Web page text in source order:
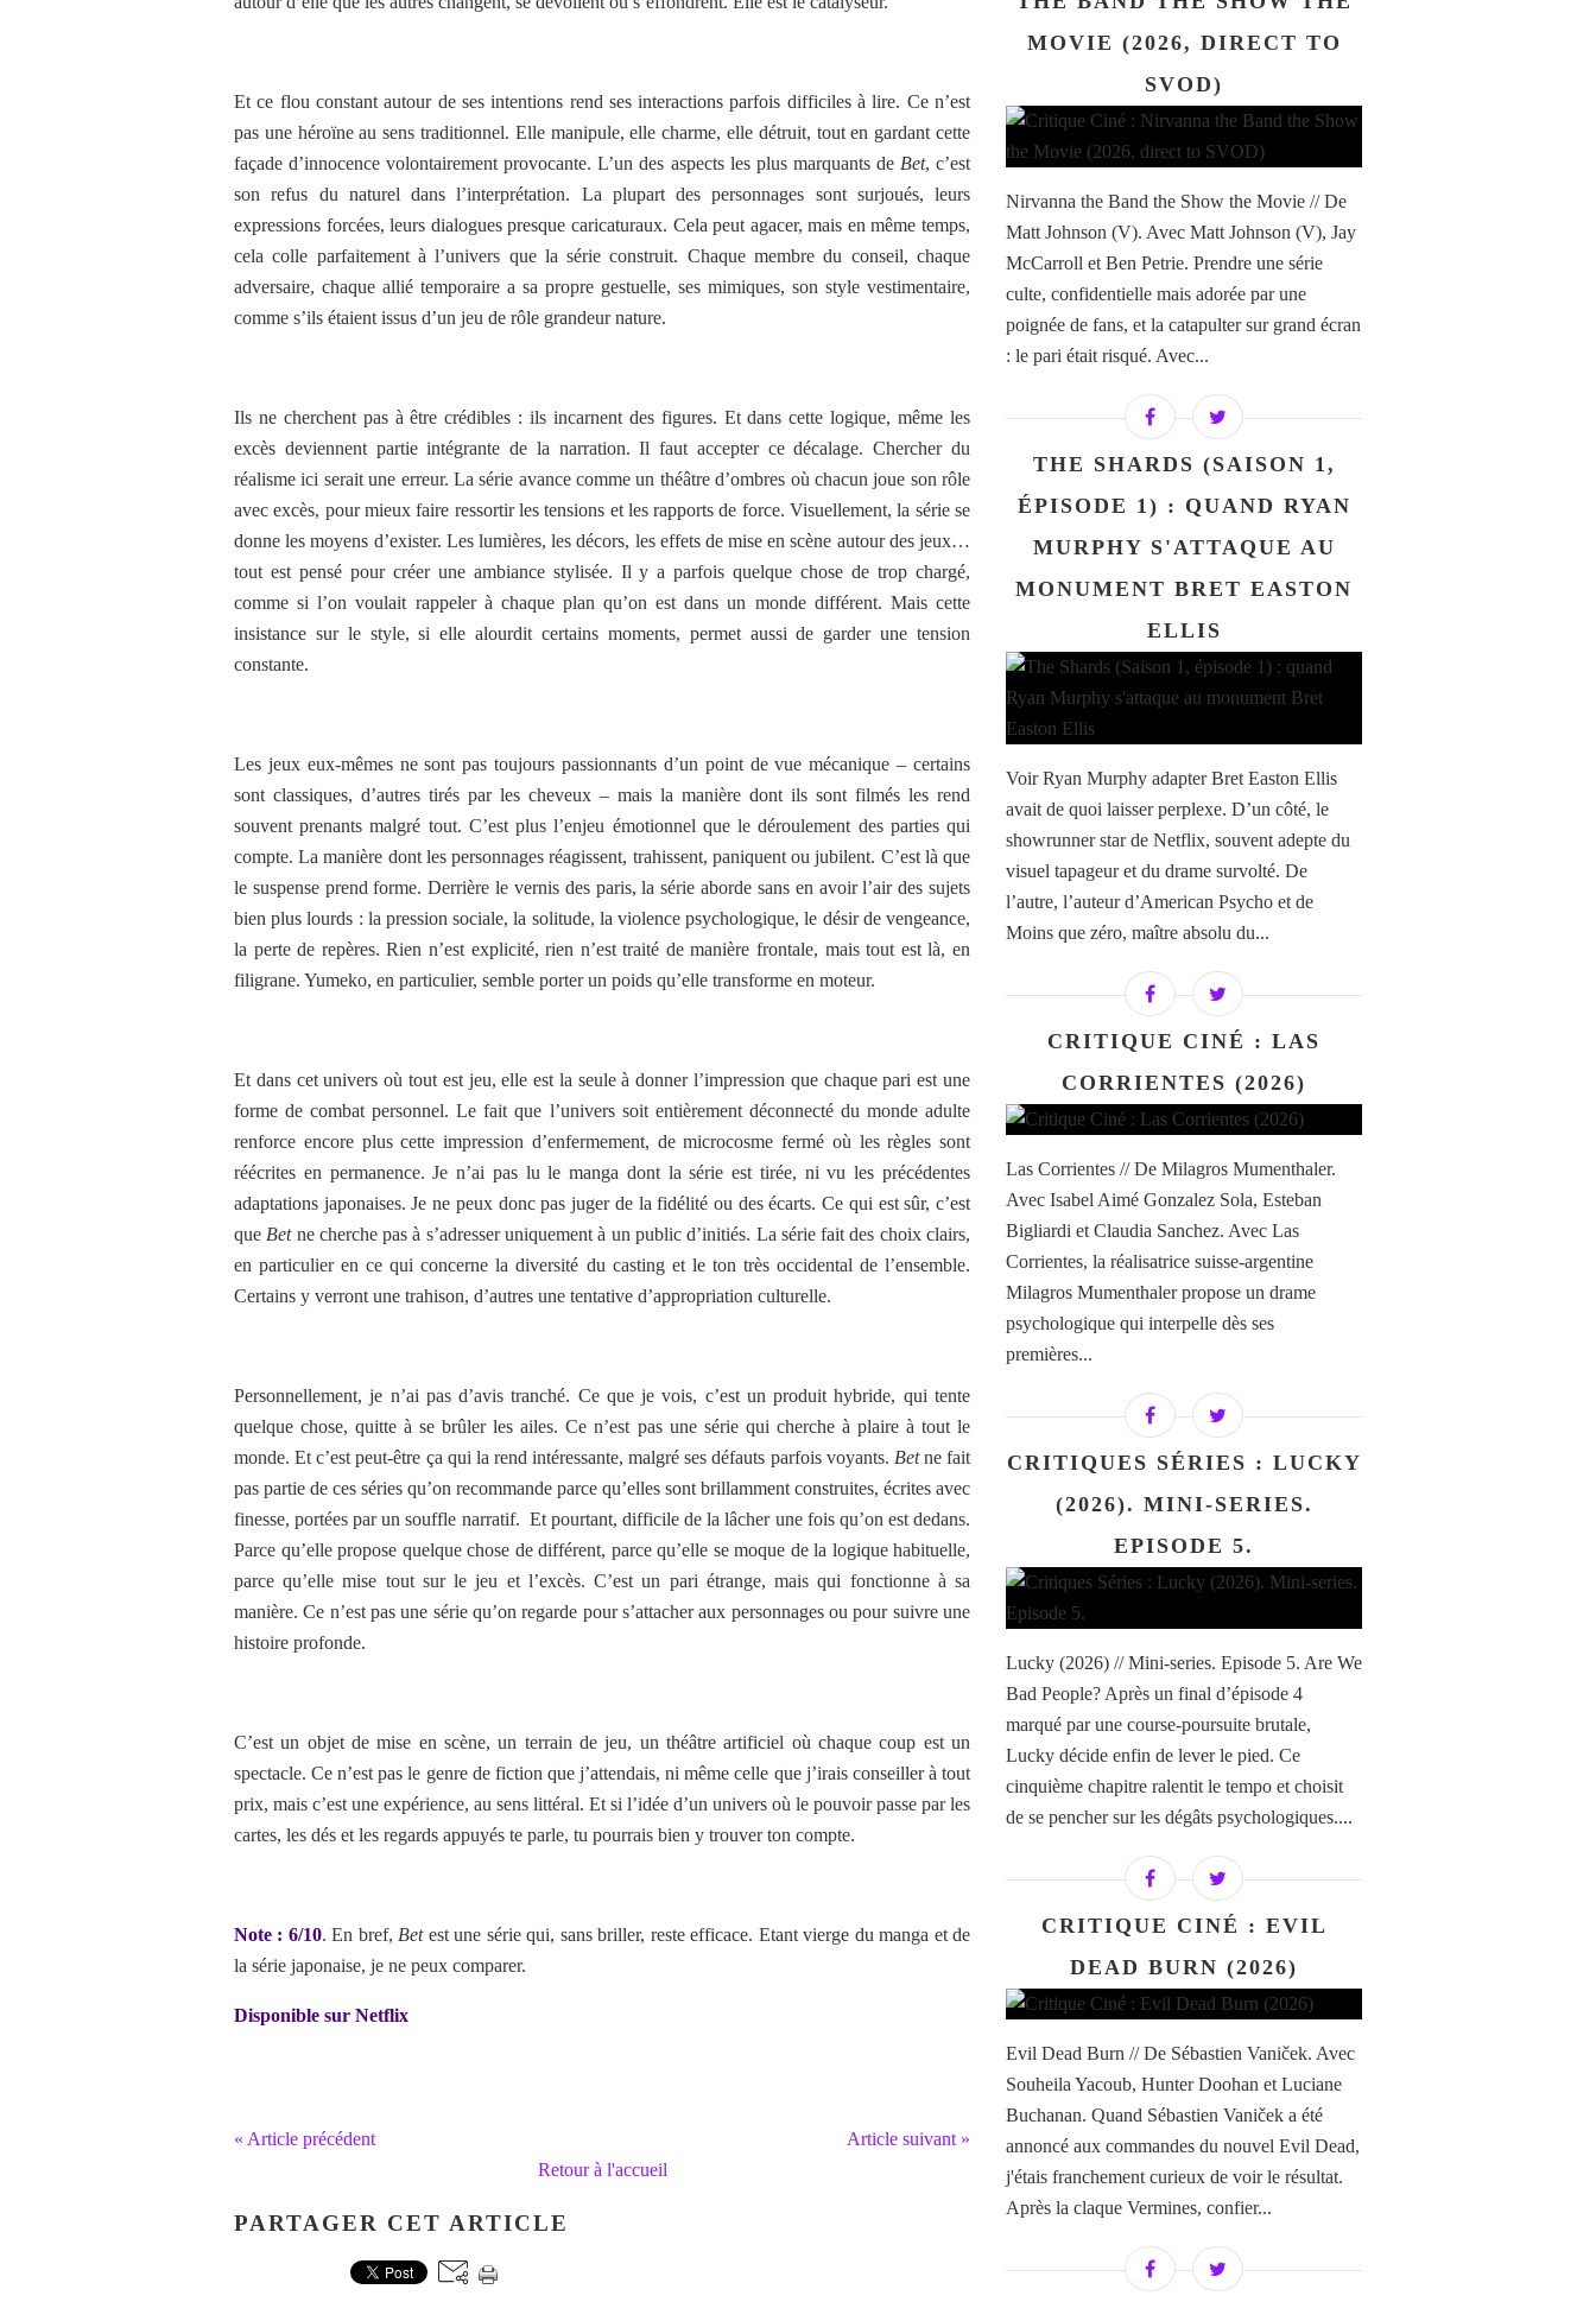
Et ce flou constant autour de ses intentions rend ses interactions parfois difficiles à lire. Ce n’est
pas une héroïne au sens traditionnel. Elle manipule, elle charme, elle détruit, tout en gardant cette
façade d’innocence volontairement provocante. L’un des aspects les plus marquants de Bet, c’est
son refus du naturel dans l’interprétation. La plupart des personnages sont surjoués, leurs
expressions forcées, leurs dialogues presque caricaturaux. Cela peut agacer, mais en même temps,
cela colle parfaitement à l’univers que la série construit. Chaque membre du conseil, chaque
adversaire, chaque allié temporaire a sa propre gestuelle, ses mimiques, son style vestimentaire,
comme s’ils étaient issus d’un jeu de rôle grandeur nature.
Ils ne cherchent pas à être crédibles : ils incarnent des figures. Et dans cette logique, même les
excès deviennent partie intégrante de la narration. Il faut accepter ce décalage. Chercher du
réalisme ici serait une erreur. La série avance comme un théâtre d’ombres où chacun joue son rôle
avec excès, pour mieux faire ressortir les tensions et les rapports de force. Visuellement, la série se
donne les moyens d’exister. Les lumières, les décors, les effets de mise en scène autour des jeux…
tout est pensé pour créer une ambiance stylisée. Il y a parfois quelque chose de trop chargé,
comme si l’on voulait rappeler à chaque plan qu’on est dans un monde différent. Mais cette
insistance sur le style, si elle alourdit certains moments, permet aussi de garder une tension
constante.
Les jeux eux-mêmes ne sont pas toujours passionnants d’un point de vue mécanique – certains
sont classiques, d’autres tirés par les cheveux – mais la manière dont ils sont filmés les rend
souvent prenants malgré tout. C’est plus l’enjeu émotionnel que le déroulement des parties qui
compte. La manière dont les personnages réagissent, trahissent, paniquent ou jubilent. C’est là que
le suspense prend forme. Derrière le vernis des paris, la série aborde sans en avoir l’air des sujets
bien plus lourds : la pression sociale, la solitude, la violence psychologique, le désir de vengeance,
la perte de repères. Rien n’est explicité, rien n’est traité de manière frontale, mais tout est là, en
filigrane. Yumeko, en particulier, semble porter un poids qu’elle transforme en moteur.
Et dans cet univers où tout est jeu, elle est la seule à donner l’impression que chaque pari est une
forme de combat personnel. Le fait que l’univers soit entièrement déconnecté du monde adulte
renforce encore plus cette impression d’enfermement, de microcosme fermé où les règles sont
réécrites en permanence. Je n’ai pas lu le manga dont la série est tirée, ni vu les précédentes
adaptations japonaises. Je ne peux donc pas juger de la fidélité ou des écarts. Ce qui est sûr, c’est
que Betne cherche pas à s’adresser uniquement à un public d’initiés. La série fait des choix clairs,
en particulier en ce qui concerne la diversité du casting et le ton très occidental de l’ensemble.
Certains y verront une trahison, d’autres une tentative d’appropriation culturelle.
Personnellement, je n’ai pas d’avis tranché. Ce que je vois, c’est un produit hybride, qui tente
quelque chose, quitte à se brûler les ailes. Ce n’est pas une série qui cherche à plaire à tout le
monde. Et c’est peut-être ça qui la rend intéressante, malgré ses défauts parfois voyants. Betne fait
pas partie de ces séries qu’on recommande parce qu’elles sont brillamment construites, écrites avec
finesse, portées par un souffle narratif. Et pourtant, difficile de la lâcher une fois qu’on est dedans.
Parce qu’elle propose quelque chose de différent, parce qu’elle se moque de la logique habituelle,
parce qu’elle mise tout sur le jeu et l’excès. C’est un pari étrange, mais qui fonctionne à sa
manière. Ce n’est pas une série qu’on regarde pour s’attacher aux personnages ou pour suivre une
histoire profonde.
C’est un objet de mise en scène, un terrain de jeu, un théâtre artificiel où chaque coup est un
spectacle. Ce n’est pas le genre de fiction que j’attendais, ni même celle que j’irais conseiller à tout
prix, mais c’est une expérience, au sens littéral. Et si l’idée d’un univers où le pouvoir passe par les
cartes, les dés et les regards appuyés te parle, tu pourrais bien y trouver ton compte.
Note : 6/10. En bref, Betest une série qui, sans briller, reste efficace. Etant vierge du manga et de
la série japonaise, je ne peux comparer.
Disponible sur Netflix
« Article précédent
Article suivant »
Retour à l'accueil
PARTAGER CET ARTICLE
MOVIE (2026, DIRECT TO
SVOD)
Nirvanna the Band the Show the Movie // De
Matt Johnson (V). Avec Matt Johnson (V), Jay
McCarroll et Ben Petrie. Prendre une série
culte, confidentielle mais adorée par une
poignée de fans, et la catapulter sur grand écran
: le pari était risqué. Avec...
THE SHARDS (SAISON 1,
ÉPISODE 1) : QUAND RYAN
MURPHY S'ATTAQUE AU
MONUMENT BRET EASTON
ELLIS
Voir Ryan Murphy adapter Bret Easton Ellis
avait de quoi laisser perplexe. D’un côté, le
showrunner star de Netflix, souvent adepte du
visuel tapageur et du drame survolté. De
l’autre, l’auteur d’American Psycho et de
Moins que zéro, maître absolu du...
CRITIQUE CINÉ : LAS
CORRIENTES (2026)
Las Corrientes // De Milagros Mumenthaler.
Avec Isabel Aimé Gonzalez Sola, Esteban
Bigliardi et Claudia Sanchez. Avec Las
Corrientes, la réalisatrice suisse-argentine
Milagros Mumenthaler propose un drame
psychologique qui interpelle dès ses
premières...
CRITIQUES SÉRIES : LUCKY
(2026). MINI-SERIES.
EPISODE 5.
Lucky (2026) // Mini-series. Episode 5. Are We
Bad People? Après un final d’épisode 4
marqué par une course-poursuite brutale,
Lucky décide enfin de lever le pied. Ce
cinquième chapitre ralentit le tempo et choisit
de se pencher sur les dégâts psychologiques....
CRITIQUE CINÉ : EVIL
DEAD BURN (2026)
Evil Dead Burn // De Sébastien Vaniček. Avec
Souheila Yacoub, Hunter Doohan et Luciane
Buchanan. Quand Sébastien Vaniček a été
annoncé aux commandes du nouvel Evil Dead,
j'étais franchement curieux de voir le résultat.
Après la claque Vermines, confier...